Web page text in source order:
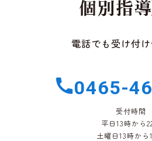
電話でも受け付け
0465-
受付時間
平日13時から
土曜日13時から